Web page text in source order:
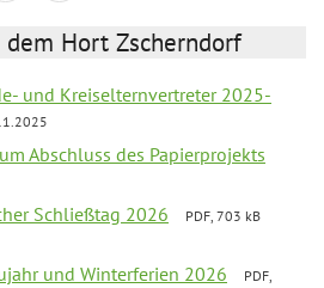
Hort Zscherndorf
und Kreiselternvertreter 2025-
Abschluss des Papierprojekts
Schließtag 2026
PDF, 703 kB
und Winterferien 2026
PDF,